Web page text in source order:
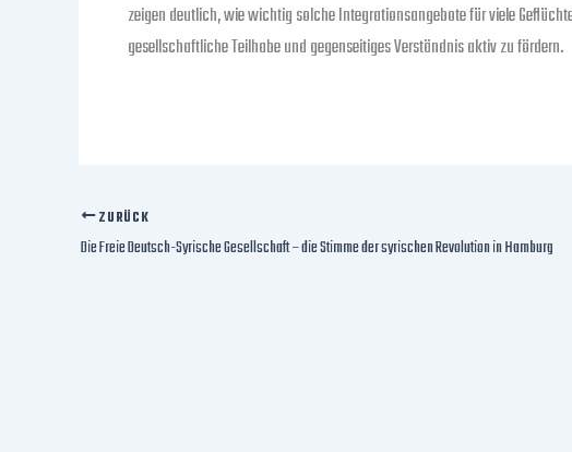
zeigen deutlich, wie wichtig solche Integrationsangebote für viele
gesellschaftliche Teilhabe und gegenseitiges Verständnis aktiv zu fördern.
ZURÜCK
Die Freie Deutsch-Syrische Gesellschaft – die Stimme der syrischen Revolution in Hamburg